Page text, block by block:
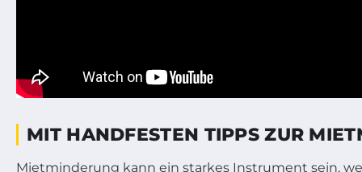
MIT HANDFESTEN TIPPS ZUR
Mietminderung kann ein starkes Instrument sein,